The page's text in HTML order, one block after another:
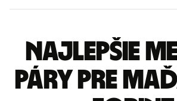
Najlepšie
páry pre